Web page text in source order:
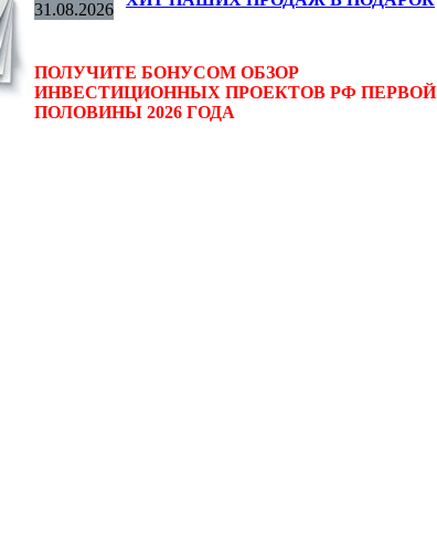
31.08.2026
ПОЛУЧИТЕ БОНУСОМ ОБЗОР
ИНВЕСТИЦИОННЫХ ПРОЕКТОВ РФ ПЕРВОЙ
ПОЛОВИНЫ 2026 ГОДА